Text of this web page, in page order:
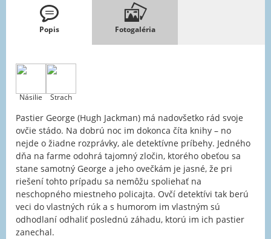
Popis Fotogaléria
Násilie Strach
Pastier George (Hugh Jackman) má nadovšetko rád svoje
ovčie stádo. Na dobrú noc im dokonca číta knihy – no
nejde o žiadne rozprávky, ale detektívne príbehy. Jedného
dňa na farme odohrá tajomný zločin, ktorého obeťou sa
stane samotný George a jeho ovečkám je jasné, že pri
riešení tohto prípadu sa nemôžu spoliehať na
neschopného miestneho policajta. Ovčí detektívi tak berú
veci do vlastných rúk a s humorom im vlastným sú
odhodlaní odhaliť poslednú záhadu, ktorú im ich pastier
zanechal.